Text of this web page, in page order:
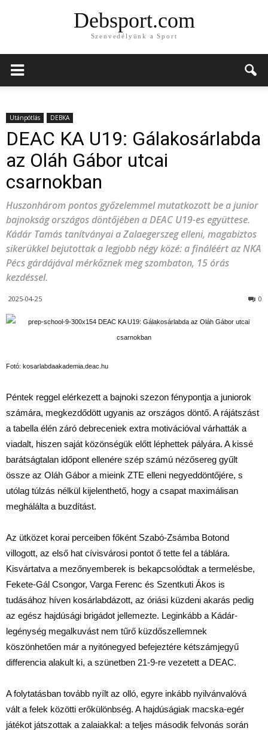
Debsport.com
Szenvedélyünk a Sport
Utánpótlás DEBKA
DEAC KA U19: Gálakosárlabda
az Oláh Gábor utcai
csarnokban
Huszonhárom pontos győzelemmel mutatkozott be a junior
bajnokság országos döntőjében a DEAC U19-es együttese.
Kádár Tamás tanítványai a Zalaegerszeg elleni, magabiztos
sikerükkel bejutottak a legjobb négy közé: a fináléért az NKA
Pécs gárdájával mérkőznek meg szombaton, 15 órás
kezdéssel.
2025-04-25 0
Fotó: kosarlabdaakademia.deac.hu
Péntek reggel elérkezett a bajnoki szezon fénypontja a juniorok
számára, megkezdődött ugyanis az országos döntő. A rájátszást
a tabella élén záró debreceniek extra motivációval várhatták a
viadalt, hiszen saját közönségük előtt léphettek pályára. A kissé
barátságtalan időpont ellenére szép számú nézősereg gyűlt
össze az Oláh Gábor a mieink ZTE elleni negyeddöntőjére, s
utólag túlzás nélkül kijelenthető, hogy a csapat maximálisan
meghálálta a buzdítást.
Az ütközet korai perceiben főként Szabó-Zsámba Botond
villogott, az első hat cívisvárosi pontot ő tette fel a táblára.
Kisvártatva a mezőnyemberek is bekapcsolódtak a termelésbe,
Fekete-Gál Csongor, Varga Ferenc és Szentkuti Ákos is
tudásához híven kosárlabdázott, az óriási küzdeni akarás pedig
az egész hajdúsági brigádot jellemezte. Leginkább a Kádár-
legénység megalkuvást nem tűrő küzdőszellemnek
köszönhetően már a nyitónegyed befejeztére kétszámjegyű
differencia alakult ki, a szünetben 21-9-re vezetett a DEAC.
A folytatásban tovább nyílt az olló, egyre inkább nyilvánvalóvá
vált a felek közötti erőkülönbség. A hajdúságiak macska-egér
játékot játszottak a zalaiakkal: a teljes második felvonás során